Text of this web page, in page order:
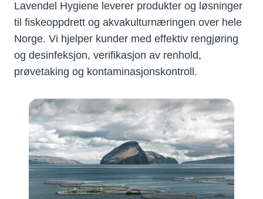
Lavendel Hygiene leverer produkter og løsninger
til fiskeoppdrett og akvakulturnæringen over hele
Norge. Vi hjelper kunder med effektiv rengjøring
og desinfeksjon, verifikasjon av renhold,
prøvetaking og kontaminasjonskontroll.